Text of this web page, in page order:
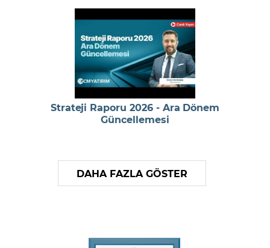
Strateji Raporu 2026 - Ara Dönem
Güncellemesi
DAHA FAZLA GÖSTER